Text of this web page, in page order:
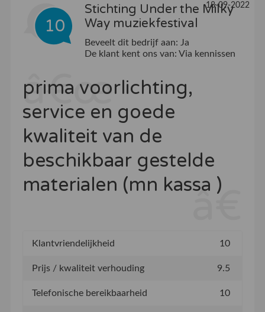
10
Stichting Under the Milky
Way muziekfestival
18-09-2022
Beveelt dit bedrijf aan: Ja
De klant kent ons van: Via kennissen
prima voorlichting,
service en goede
kwaliteit van de
beschikbaar gestelde
materialen (mn kassa )
Klantvriendelijkheid 10
Prijs / kwaliteit verhouding 9.5
Telefonische bereikbaarheid 10